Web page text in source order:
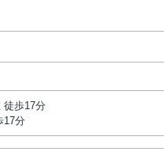
徒歩17分
17分